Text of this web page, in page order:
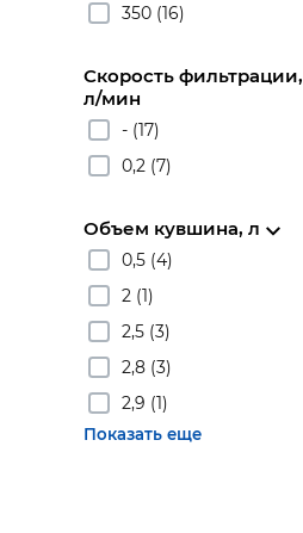
350 (16)
Скорость фильтрации,
л/мин
- (17)
0,2 (7)
Объем кувшина, л
0,5 (4)
2 (1)
2,5 (3)
2,8 (3)
2,9 (1)
Показать еще